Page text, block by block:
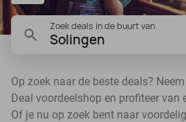
Zoek deals in de buurt van
Solingen
Op zoek naar de beste deals?
Deal voordeelshop en profiteer van
Of je nu op zoek bent naar